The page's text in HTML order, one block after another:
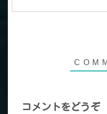
コメントをどうぞ